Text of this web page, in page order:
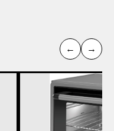
← →